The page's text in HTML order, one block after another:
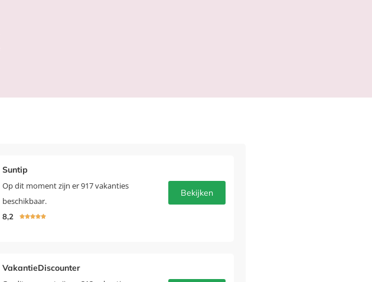
Suntip
Op dit moment zijn er 917 vakanties
beschikbaar.
8,2 
Bekijken
VakantieDiscounter